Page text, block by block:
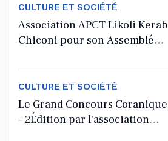
CULTURE ET SOCIÉTÉ
Association APCT Likoli Kerab
Chiconi pour son Assemblée
CULTURE ET SOCIÉTÉ
Le Grand Concours Coranique
– 2Édition par l'association